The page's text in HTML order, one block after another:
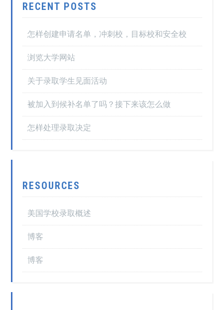
RECENT POSTS
怎样创建申请名单，冲刺校，目标校和安全校
浏览大学网站
关于录取学生见面活动
被加入到候补名单了吗？接下来该怎么做
怎样处理录取决定
RESOURCES
美国学校录取概述
博客
博客